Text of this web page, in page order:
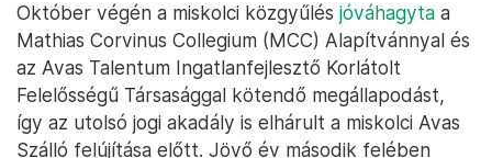
Október végén a miskolci közgyűlés jóváhagyta a
Mathias Corvinus Collegium (MCC) Alapítvánnyal és
az Avas Talentum Ingatlanfejlesztő Korlátolt
Felelősségű Társasággal kötendő megállapodást,
így az utolsó jogi akadály is elhárult a miskolci Avas
Szálló felújítása előtt. Jövő év második felében